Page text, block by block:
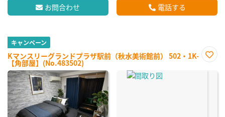
お問合わせ 電話する
キャンペーン
Kマンスリーグランドプラザ駅前（秋水美術館前） 502・1K-
【角部屋】(No.483502)
に入